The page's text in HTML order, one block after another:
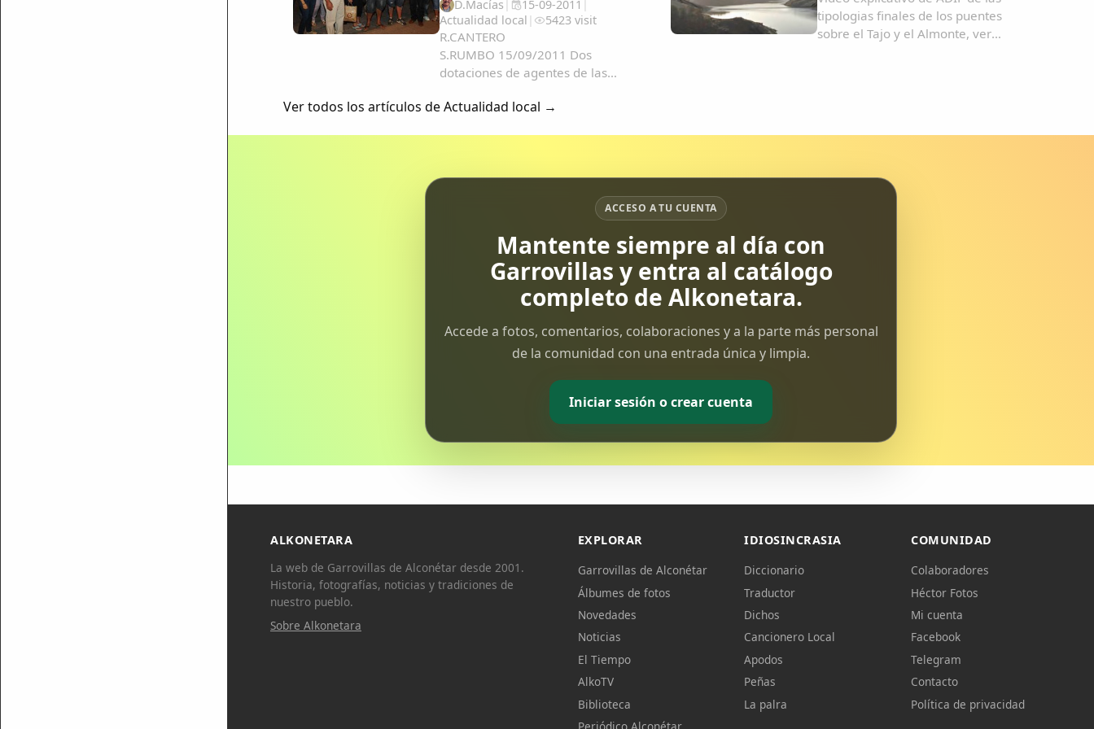
D.Macías | 15-09-2011 |
Actualidad local | 5423 visit
R.CANTERO
S.RUMBO 15/09/2011 Dos
dotaciones de agentes de las
que intervenir en el altercado que
cuando los...
tipologias finales de los puentes
sobre el Tajo y el Almonte, ver
Ver todos los artículos de Actualidad local →
ACCESO A TU CUENTA
Mantente siempre al día con
Garrovillas y entra al catálogo
completo de Alkonetara.
Accede a fotos, comentarios, colaboraciones y a la parte más personal
de la comunidad con una entrada única y limpia.
Iniciar sesión o crear cuenta
ALKONETARA
La web de Garrovillas de Alconétar desde 2001.
Historia, fotografías, noticias y tradiciones de
nuestro pueblo.
Sobre Alkonetara
EXPLORAR
Garrovillas de Alconétar
Álbumes de fotos
Novedades
Noticias
El Tiempo
AlkoTV
Biblioteca
IDIOSINCRASIA
Diccionario
Traductor
Dichos
Cancionero Local
Apodos
Peñas
La palra
COMUNIDAD
Colaboradores
Héctor Fotos
Mi cuenta
Facebook
Telegram
Contacto
Política de privacidad